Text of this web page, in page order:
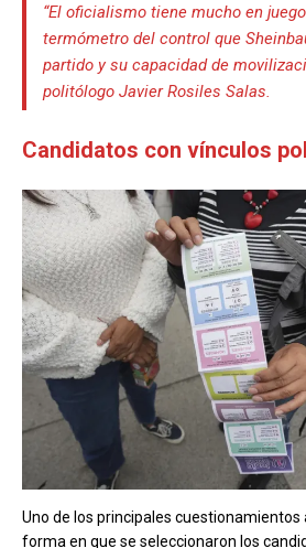
“El oficialismo tiene mucho en
termómetro del control que
partido y su capacidad de
politólogo Javier Rosiles Salas.
Candidatos con vínculos
Uno de los principales cuestionamientos
forma en que se seleccionaron los